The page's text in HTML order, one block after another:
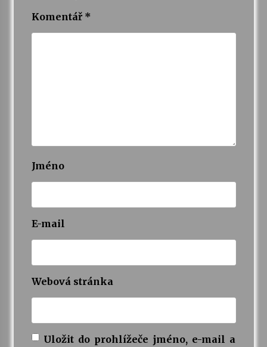
Komentář *
Jméno
E-mail
Webová stránka
Uložit do prohlížeče jméno, e-mail a